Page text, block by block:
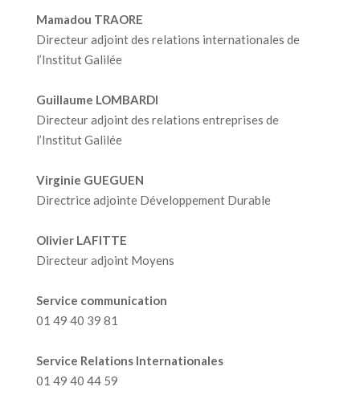
Mamadou TRAORE
Directeur adjoint des relations internationales de
l’Institut Galilée
Guillaume LOMBARDI
Directeur adjoint des relations entreprises de
l’Institut Galilée
Virginie GUEGUEN
Directrice adjointe Développement Durable
Olivier LAFITTE
Directeur adjoint Moyens
Service communication
01 49 40 39 81
Service Relations Internationales
01 49 40 44 59